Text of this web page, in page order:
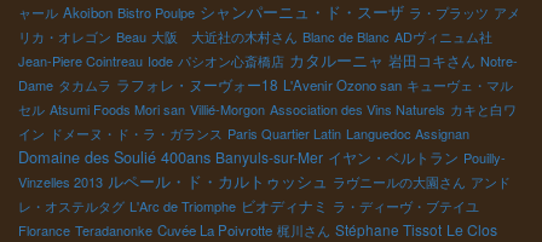
ャール Akoibon Bistro Poulpe シャンパーニュ・ド・スーザ ラ・プラッツ アメ
リカ・オレゴン Beau 大阪 大近社の木村さん Blanc de Blanc ADヴィニュム社
Jean-Piere Cointreau Iode パシオン心斎橋店 カタルーニャ 岩田コキさん Notre-
Dame タカムラ ラフォレ・ヌーヴォー18 L'Avenir Ozono san キューヴェ・マル
セル Atsumi Foods Mori san Villié-Morgon Association des Vins Naturels カキと白ワ
イン ドメーヌ・ド・ラ・ガランス Paris Quartier Latin Languedoc Assignan
Domaine des Soulié 400ans Banyuls-sur-Mer イヤン・ベルトラン Pouilly-
Vinzelles 2013 ルペール・ド・カルトゥッシュ ラヴニールの大園さん アンド
レ・オステルタグ L'Arc de Triomphe ビオディナミ ラ・ディーヴ・ブテイユ
Florance Teradanonke Cuvée La Poivrotte 梶川さん Stéphane Tissot Le Clos